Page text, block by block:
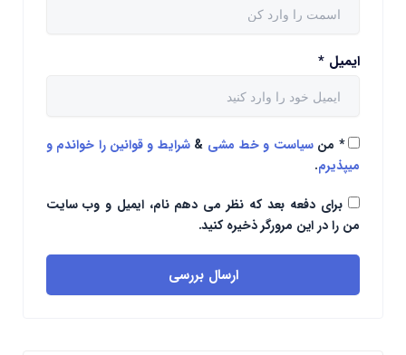
ایمیل *
* منسیاست و خط مشی &شرایط و قوانین را خواندم و
میپذیرم.
برای دفعه بعد که نظر می دهم نام، ایمیل و وب سایت
من را در این مرورگر ذخیره کنید.
ارسال بررسی